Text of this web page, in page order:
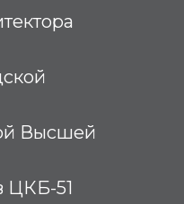
Высшей
ЦКБ-51